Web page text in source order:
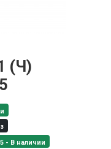
(Ч)
- В наличии